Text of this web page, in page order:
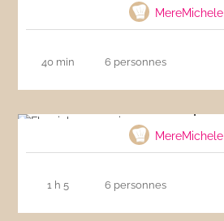
MereMichele
40 min 6 personnes
MereMichele
1 h 5 6 personnes